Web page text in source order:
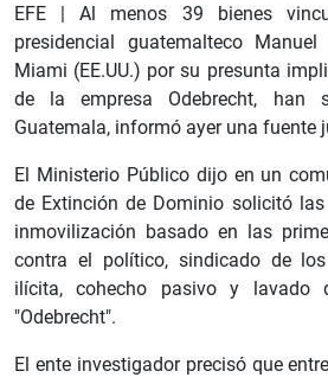
EFE | Al menos 39 bienes
presidencial guatemalteco
Miami (EE.UU.) por su presunta
de la empresa Odebrecht, han
Guatemala, informó ayer una fuente
El Ministerio Público dijo en un
de Extinción de Dominio solicitó
inmovilización basado en las
contra el político, sindicado de
ilícita, cohecho pasivo y lavado
"Odebrecht".
El ente investigador precisó que